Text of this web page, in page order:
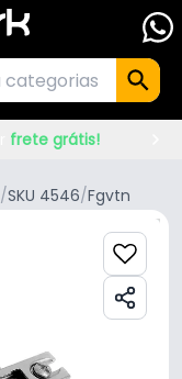
frete grátis!
/SKU 4546/Fgvtn